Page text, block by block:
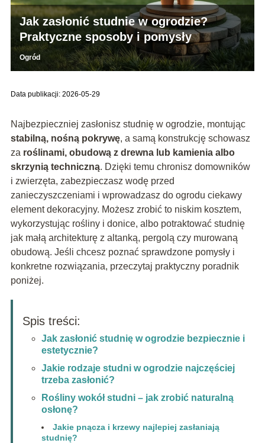
Jak zasłonić studnie w ogrodzie?
Praktyczne sposoby i pomysły
Ogród
Data publikacji: 2026-05-29
Najbezpieczniej zasłonisz studnię w ogrodzie, montując
stabilną, nośną pokrywę, a samą konstrukcję schowasz
za roślinami, obudową z drewna lub kamienia albo
skrzynią techniczną. Dzięki temu chronisz domowników
i zwierzęta, zabezpieczasz wodę przed
zanieczyszczeniami i wprowadzasz do ogrodu ciekawy
element dekoracyjny. Możesz zrobić to niskim kosztem,
wykorzystując rośliny i donice, albo potraktować studnię
jak małą architekturę z altanką, pergolą czy murowaną
obudową. Jeśli chcesz poznać sprawdzone pomysły i
konkretne rozwiązania, przeczytaj praktyczny poradnik
poniżej.
Spis treści:
Jak zasłonić studnię w ogrodzie bezpiecznie i
estetycznie?
Jakie rodzaje studni w ogrodzie najczęściej
trzeba zasłonić?
Rośliny wokół studni – jak zrobić naturalną
osłonę?
Jakie pnącza i krzewy najlepiej zasłaniają
studnię?